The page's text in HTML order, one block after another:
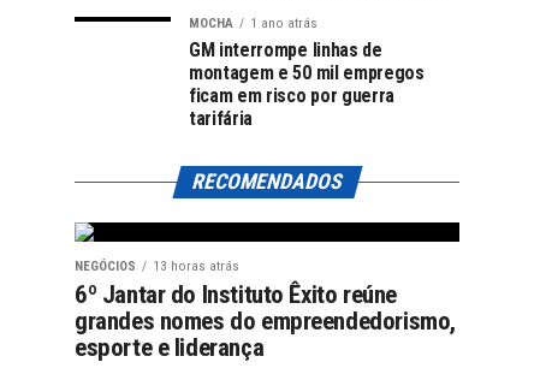
MOCHA 1 ano atrás
GM interrompe linhas de
montagem e 50 mil empregos
ficam em risco por guerra
tarifária
RECOMENDADOS
NEGÓCIOS 13 horas atrás
6º Jantar do Instituto Êxito reúne
grandes nomes do empreendedorismo,
esporte e liderança